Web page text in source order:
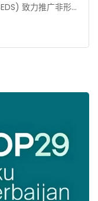
致力推广非形式